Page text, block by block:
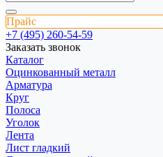
Прайс
+7 (495) 260-54-59
Заказать звонок
Каталог
Оцинкованный металл
Арматура
Круг
Полоса
Уголок
Лента
Лист гладкий